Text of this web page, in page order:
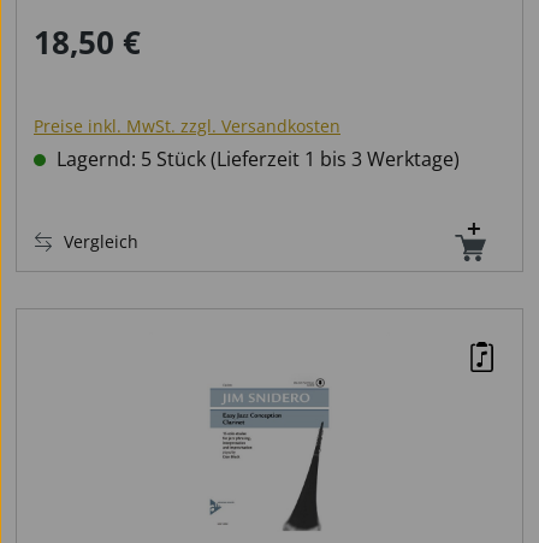
Regulärer Preis:
18,50 €
Preise inkl. MwSt. zzgl. Versandkosten
Lagernd: 5 Stück (Lieferzeit 1 bis 3 Werktage)
Vergleich